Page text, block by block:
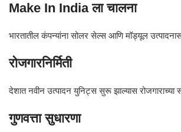
Make In India ला चालना
भारतातील कंपन्यांना सोलर सेल्स आणि मॉड्यूल
रोजगारनिर्मिती
देशात नवीन उत्पादन युनिट्स सुरू झाल्यास रोजगाराच्या
गुणवत्ता सुधारणा